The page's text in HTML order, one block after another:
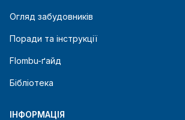
Огляд забудовників
Поради та інструкції
Flombu-ґайд
Бібліотека
ІНФОРМАЦІЯ